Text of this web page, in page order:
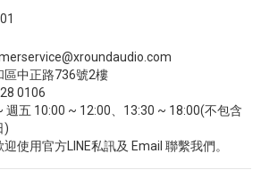
區中正路736號2樓
0106
週五 10:00 ~ 12:00、13:30 ~ 18:00(不包含
)
使用官方LINE私訊及 Email 聯繫我們。